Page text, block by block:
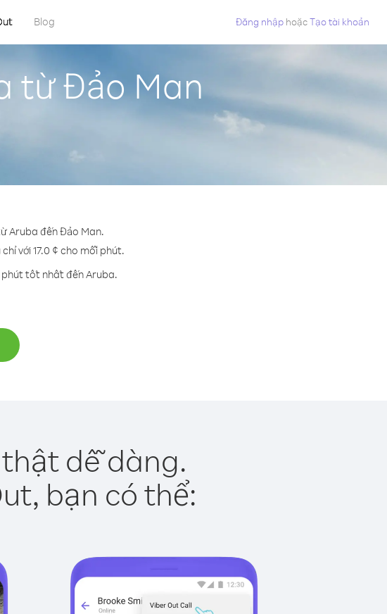
Blog Đăng nhập hoặcTạo tài khoản
từ Đảo Man
Aruba đến Đảo Man.
với 17.0 ¢ cho mỗi phút.
tốt nhất đến Aruba.
dễ dàng.
bạn có thể: